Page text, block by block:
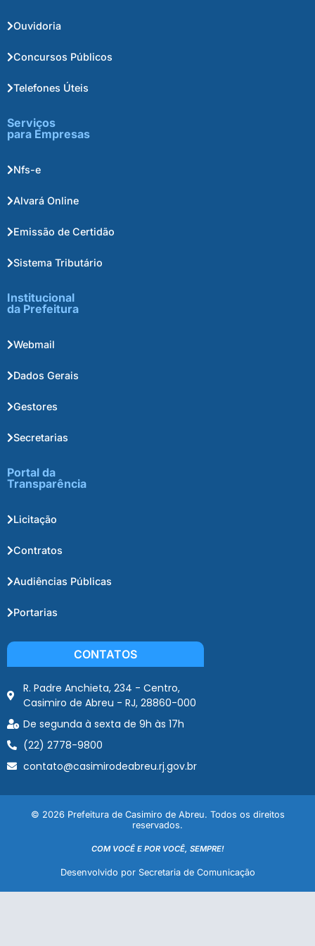
Ouvidoria
Concursos Públicos
Telefones Úteis
Serviços
para Empresas
Nfs-e
Alvará Online
Emissão de Certidão
Sistema Tributário
Institucional
da Prefeitura
Webmail
Dados Gerais
Gestores
Secretarias
Portal da
Transparência
Licitação
Contratos
Audiências Públicas
Portarias
CONTATOS
R. Padre Anchieta, 234 - Centro,
Casimiro de Abreu - RJ, 28860-000
De segunda à sexta de 9h às 17h
(22) 2778-9800
contato@casimirodeabreu.rj.gov.br
© 2026 Prefeitura de Casimiro de Abreu. Todos os direitos
reservados.
COM VOCÊ E POR VOCÊ, SEMPRE!
Desenvolvido por Secretaria de Comunicação